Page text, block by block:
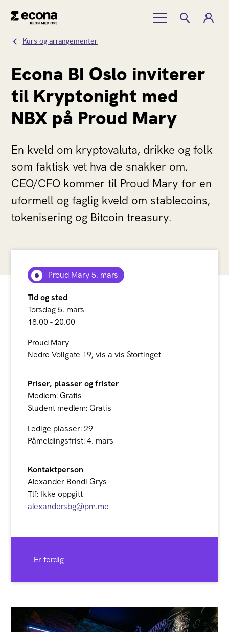
Kurs og arrangementer
Econa BI Oslo inviterer
til Kryptonight med
NBX på Proud Mary
En kveld om kryptovaluta, drikke og folk
som faktisk vet hva de snakker om.
CEO/CFO kommer til Proud Mary for en
uformell og faglig kveld om stablecoins,
tokenisering og Bitcoin treasury.
Proud Mary 5. mars
Tid og sted
Torsdag 5. mars
18.00 - 20.00
Proud Mary
Nedre Vollgate 19, vis a vis Stortinget
Priser, plasser og frister
Medlem: Gratis
Student medlem: Gratis
Ledige plasser: 29
Påmeldingsfrist: 4. mars
Kontaktperson
Alexander Bondi Grys
Tlf: Ikke oppgitt
alexandersbg@pm.me
Er ferdig